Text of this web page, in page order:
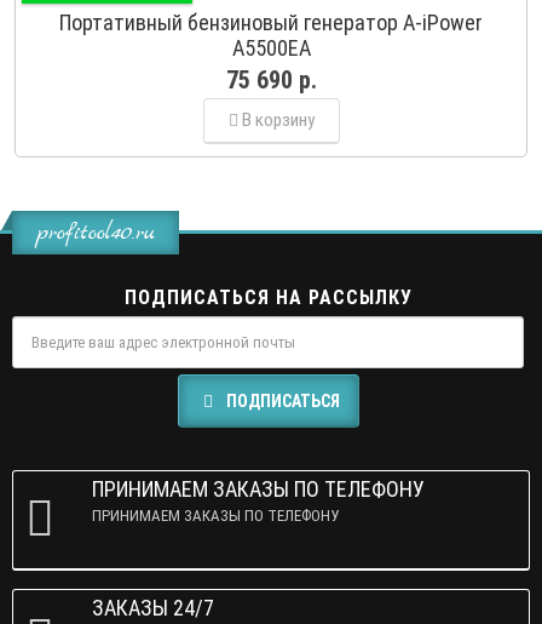
Портативный бензиновый генератор A-iPower
A5500EA
75 690 р.
В корзину
profitool40.ru
ПОДПИСАТЬСЯ НА РАССЫЛКУ
ПОДПИСАТЬСЯ
ПРИНИМАЕМ ЗАКАЗЫ ПО ТЕЛЕФОНУ
ПРИНИМАЕМ ЗАКАЗЫ ПО ТЕЛЕФОНУ
ЗАКАЗЫ 24/7